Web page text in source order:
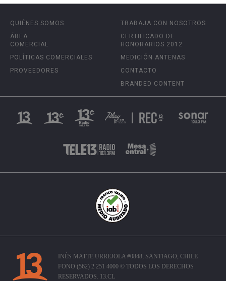
QUIÉNES SOMOS
ÁREA
COMERCIAL
POLÍTICAS COMERCIALES
PROVEEDORES
TRABAJA CON NOSOTROS
CERTIFICADO DE
HONORARIOS 2012
MEDICIÓN ANTENAS
CONTACTO
BRANDED CONTENT
INÉS MATTE URREJOLA #0848, SANTIAGO, CHILE
FONO (562) 2 251 4000 © TODOS LOS DERECHOS
RESERVADOS. 13.CL